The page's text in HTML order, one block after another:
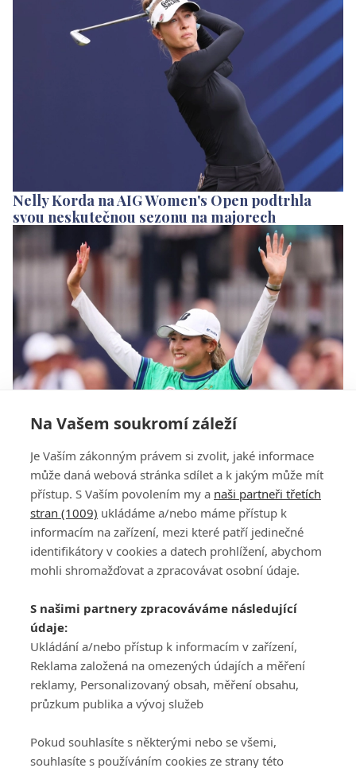
Na Vašem soukromí záleží
Je Vaším zákonným právem si zvolit, jaké informace
může daná webová stránka sdílet a k jakým může mít
přístup. S Vaším povolením my a naši partneři třetích
stran (1009) ukládáme a/nebo máme přístup k
informacím na zařízení, mezi které patří jedinečné
identifikátory v cookies a datech prohlížení, abychom
mohli shromažďovat a zpracovávat osobní údaje.
S našimi partnery zpracováváme následující
údaje:
Ukládání a/nebo přístup k informacím v zařízení,
Reklama založená na omezených údajích a měření
reklamy, Personalizovaný obsah, měření obsahu,
průzkum publika a vývoj služeb
Pokud souhlasíte s některými nebo se všemi,
souhlasíte s používáním cookies ze strany této
Nelly Korda na AIG Women's Open podtrhla
svou neskutečnou sezonu na majorech
AIG Women's Open vyhrála Kuwaki. Nelly Korda
skončila čtvrtá, Kousková senzačně dvanáctá
Všeobecné obchodní
podmínky služby
GolfExtra.cz Premium
Podmínky zpracování
osobních údajů při
GolfExtra
ATV CZ, s.r.o.
140 00 Praha 4